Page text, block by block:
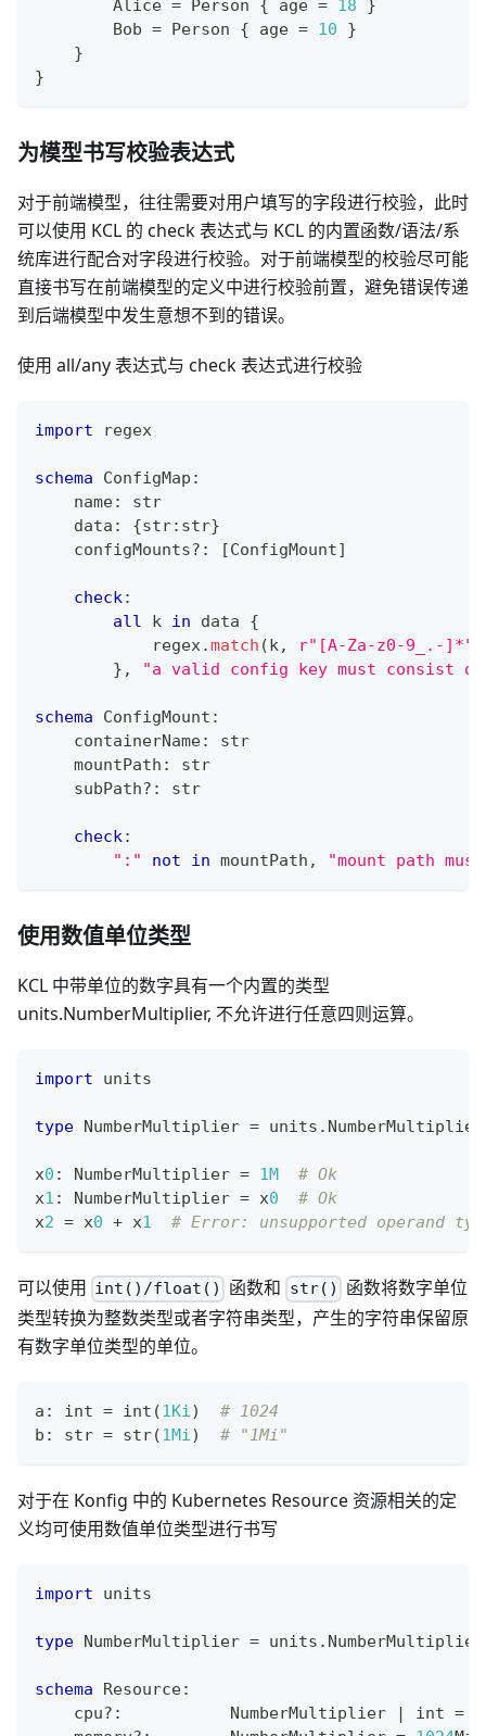
        Alice
= Person { age = 18
}
        Bob
= Person { age = 10
}
}
}
为模型书写校验表达式
对于前端模型，往往需要对用户填写的字段进行校验，此时
可以使用 KCL 的 check 表达式与 KCL 的内置函数/语法/系
统库进行配合对字段进行校验。对于前端模型的校验尽可能
直接书写在前端模型的定义中进行校验前置，避免错误传递
到后端模型中发生意想不到的错误。
使用 all/any 表达式与 check 表达式进行校验
import regex
schema ConfigMap :
    name
:
str
    data
: {str: str}
    configMounts
? : [ConfigMount]
check:
all k in data {
            regex
.match (k, r"[A-Za-z0-9_.-]*"
} , "a valid config key must
schema ConfigMount :
    containerName
:
str
    mountPath
:
str
    subPath
? : str
check:
":"
not in mountPath , "mount path
使用数值单位类型
KCL 中带单位的数字具有一个内置的类型
units.NumberMultiplier, 不允许进行任意四则运算。
import units
type NumberMultiplier = units . NumberMultiplier
x0 : NumberMultiplier = 1M
# Ok
x1 : NumberMultiplier = x0
# Ok
x2 = x0 + x1 # Error: unsupported operand
可以使用 int()/float() 函数和 str() 函数将数字单位
类型转换为整数类型或者字符串类型，产生的字符串保留原
有数字单位类型的单位。
a : int = int (1Ki ) # 1024
b : str = str(1Mi ) # "1Mi"
对于在 Konfig 中的 Kubernetes Resource 资源相关的定
义均可使用数值单位类型进行书写
import units
type NumberMultiplier = units . NumberMultiplier
schema Resource:
    cpu
? :
           NumberMultiplier
| int =